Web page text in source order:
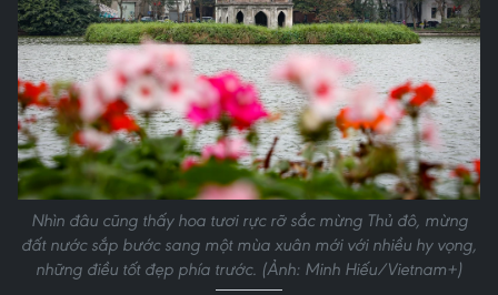
Nhìn đâu cũng thấy hoa tươi rực rỡ sắc mừng Thủ đô, mừng
đất nước sắp bước sang một mùa xuân mới với nhiều hy vọng,
những điều tốt đẹp phía trước. (Ảnh: Minh Hiếu/Vietnam+)